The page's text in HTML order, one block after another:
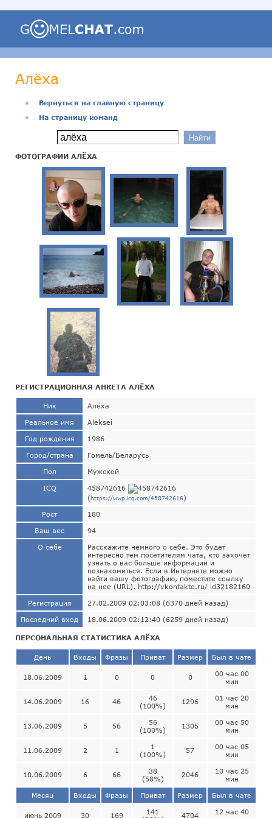
Алёха
●
Вернуться на главную страницу
●
На страницу команд
ФОТОГРАФИИ АЛЁХА
РЕГИСТРАЦИОННАЯ АНКЕТА АЛЁХА
Ник Алёха
Реальное имя Aleksei
Год рождения 1986
Город/страна Гомель/Беларусь
Пол Мужской
ICQ
458742616
(https://wwp.icq.com/458742616)
Рост 180
Ваш вес 94
О себе
Расскажите немного о себе. Это будет
интересно тем посетителям чата, кто захочет
узнать о вас больше информации и
познакомиться. Если в Интернете можно
найти вашу фотографию, поместите ссылку
на нее (URL). http://vkontakte.ru/ id32182160
Регистрация 27.02.2009 02:03:08 (6370 дней назад)
Последний вход 18.06.2009 02:12:40 (6259 дней назад)
ПЕРСОНАЛЬНАЯ СТАТИСТИКА АЛЁХА
День Входы Фразы Приват Размер Был в чате
18.06.2009 1 0 0 0
00 час 00
мин
14.06.2009 16 46
46
(100%)
1296
01 час 20
мин
13.06.2009 5 56
56
(100%)
1305
00 час 50
мин
11.06.2009 2 1
1
(100%)
57
00 час 05
мин
10.06.2009 6 66
38
(58%)
2046
10 час 25
мин
Месяц Входы Фразы Приват Размер Был в чате
июнь 2009 30 169
141
4704
12 час 40